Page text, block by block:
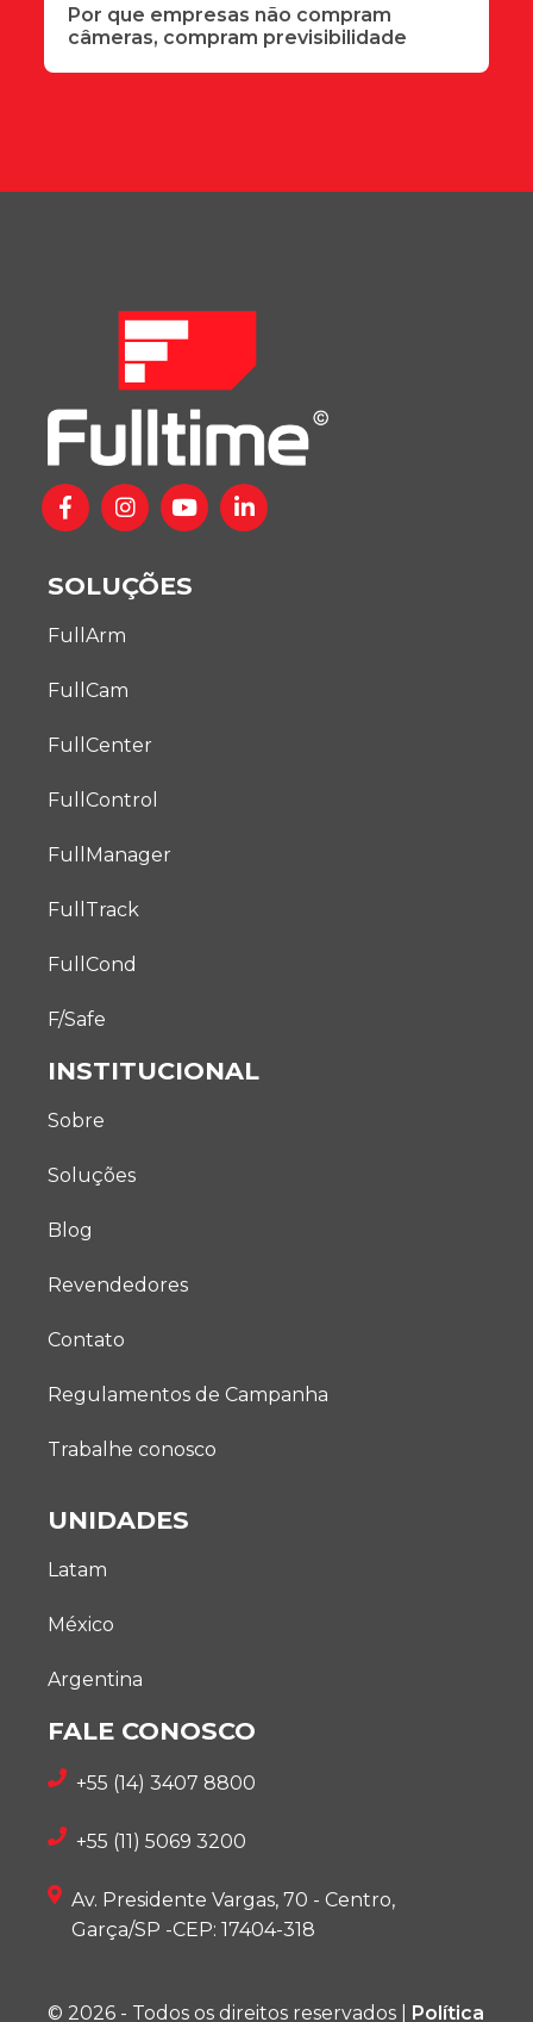
Por que empresas não compram
câmeras, compram previsibilidade
SOLUÇÕES
FullArm
FullCam
FullCenter
FullControl
FullManager
FullTrack
FullCond
F/Safe
INSTITUCIONAL
Sobre
Soluções
Blog
Revendedores
Contato
Regulamentos de Campanha
Trabalhe conosco
UNIDADES
Latam
México
Argentina
FALE CONOSCO
+55 (14) 3407 8800
+55 (11) 5069 3200
Av. Presidente Vargas, 70 - Centro,
Garça/SP -CEP: 17404-318
© 2026 - Todos os direitos reservados | Política